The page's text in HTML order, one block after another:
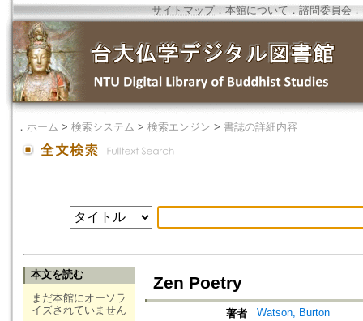
サイトマップ．本館について ． 諮問委員会 ．
． ホーム > 検索システム > 検索エンジン > 書誌の詳細内容
本文を読む
まだ本館にオーソラ
イズされていません
Zen Poetry
著者 Watson, Burton